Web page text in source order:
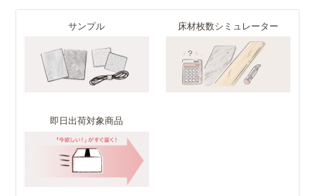
サンプル 床材枚数シミュレーター
即日出荷対象商品